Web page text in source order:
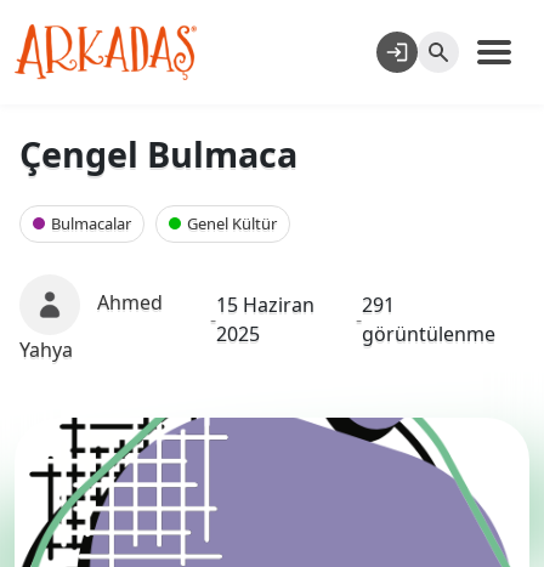
Çengel Bulmaca
Bulmacalar Genel Kültür
Ahmed
Yahya
-
15 Haziran
2025
-
291
görüntülenme